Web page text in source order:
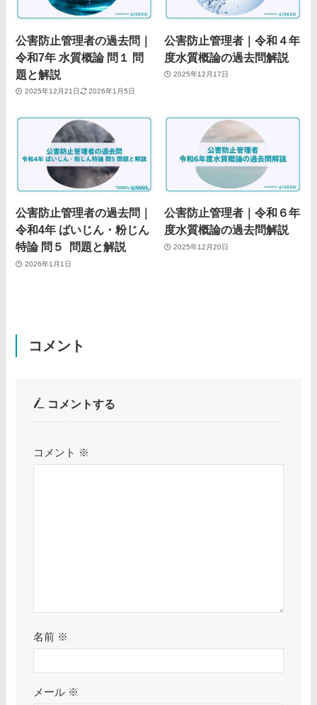
公害防止管理者の過去問｜
令和7年 水質概論 問１ 問
題と解説
2025年12月21日 2026年1月5日
公害防止管理者｜令和４年
度水質概論の過去問解説
2025年12月17日
公害防止管理者の過去問｜
令和4年 ばいじん・粉じん
特論 問５ 問題と解説
2026年1月1日
公害防止管理者｜令和６年
度水質概論の過去問解説
2025年12月20日
コメント
コメントする
コメント ※
名前 ※
メール ※